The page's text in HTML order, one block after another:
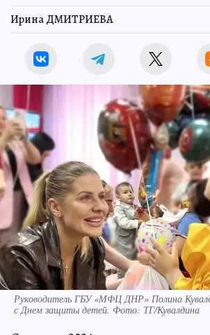
Ирина ДМИТРИЕВА
Руководитель ГБУ «МФЦ ДНР» Полина
с Днем защиты детей. Фото: ТГ/Кувалдина